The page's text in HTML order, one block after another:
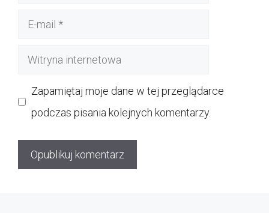
Witryna
Zapamiętaj moje dane w tej przeglądarce
podczas pisania kolejnych komentarzy.